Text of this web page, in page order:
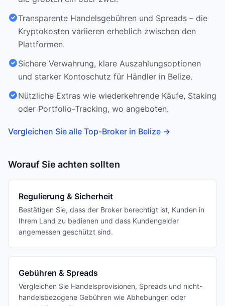
Transparente Handelsgebühren und Spreads – die
Kryptokosten variieren erheblich zwischen den
Plattformen.
Sichere Verwahrung, klare Auszahlungsoptionen
und starker Kontoschutz für Händler in Belize.
Nützliche Extras wie wiederkehrende Käufe, Staking
oder Portfolio-Tracking, wo angeboten.
Vergleichen Sie alle Top-Broker in Belize →
Worauf Sie achten sollten
Regulierung & Sicherheit
Bestätigen Sie, dass der Broker berechtigt ist, Kunden in
Ihrem Land zu bedienen und dass Kundengelder
angemessen geschützt sind.
Gebühren & Spreads
Vergleichen Sie Handelsprovisionen, Spreads und nicht-
handelsbezogene Gebühren wie Abhebungen oder